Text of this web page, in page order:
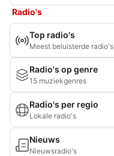
Radio's
Top radio's
Meest beluisterde radio's
Radio's op genre
15 muziekgenres
Radio's per regio
Lokale radio's
Nieuws
Nieuwsradio's